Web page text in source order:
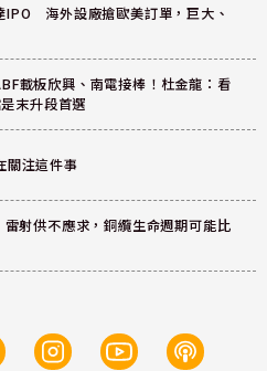
IPO 海外設廠搶歐美訂單，巨大、
載板欣興、南電接棒！杜金龍：看
末升段首選
關注這件事
射供不應求，銅纜生命週期可能比